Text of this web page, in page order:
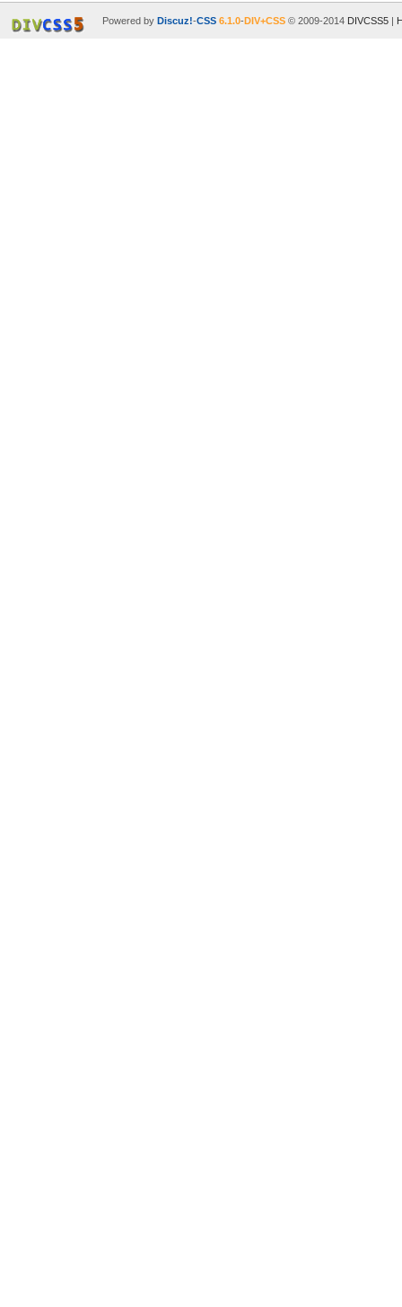
Powered by Discuz!-CSS 6.1.0-DIV+CSS© 2009-2014 DIVCSS5|